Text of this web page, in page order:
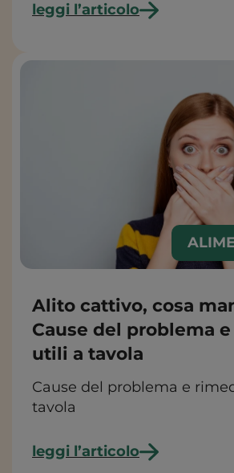
leggi l’articolo
Alito cattivo, cosa
Cause del problema
utili a tavola
Cause del problema e
tavola
leggi l’articolo